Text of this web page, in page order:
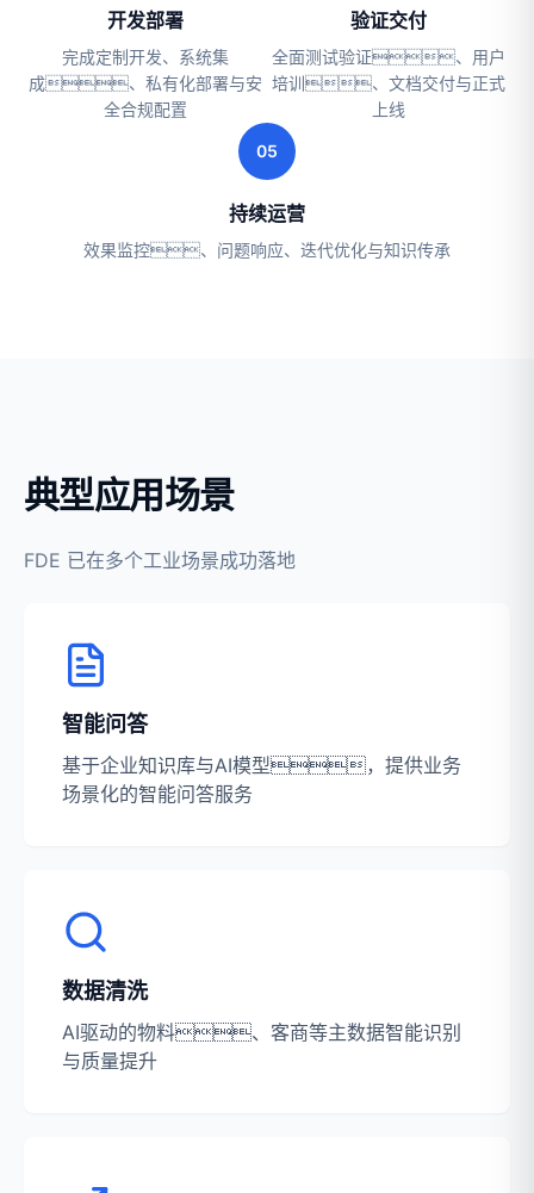
开发部署
完成定制开发、系统集
成、私有化部署与安
全合规配置
验证交付
全面测试验证、用户
培训、文档交付与正式
上线
05
持续运营
效果监控、问题响应、迭代优化与知识传承
典型应用场景
FDE 已在多个工业场景成功落地
智能问答
基于企业知识库与AI模型，提供业务
场景化的智能问答服务
数据清洗
AI驱动的物料、客商等主数据智能识别
与质量提升